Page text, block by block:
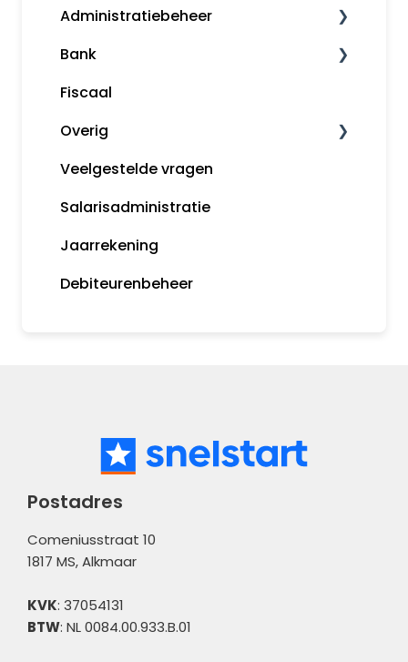
Rapportages
Inkopen
Artikelomzetgroepen
Artikelbeheer
Administratiebeheer
Administratiebeheer
Gebruikers en rechten
Mijn Snelstart
Bank
Bankafschriften inlezen
Betaalopdrachten
Snelstart bankieren app
Incasseren
Bankkoppeling
Fiscaal
Overig
Algemene informatie
Tips
MijnSnelStart
Koppelingen
Veelgestelde vragen
Salarisadministratie
Jaarrekening
Debiteurenbeheer
Postadres
Comeniusstraat 10
1817 MS, Alkmaar
KVK: 37054131
BTW: NL 0084.00.933.B.01